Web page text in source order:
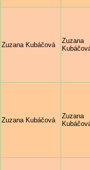
Zuzana Kubáčová
Zuzana
Zuzana Kubáčová
Zuzana